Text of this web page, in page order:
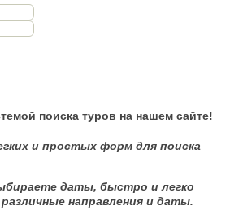
поиска туров на нашем сайте!
и простых форм для поиска
даты, быстро и легко
направления и даты.